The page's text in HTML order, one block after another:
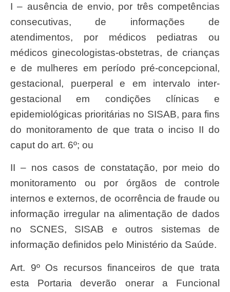
I – ausência de envio, por três competências
consecutivas, de informações de
atendimentos, por médicos pediatras ou
médicos ginecologistas-obstetras, de crianças
e de mulheres em período pré-concepcional,
gestacional, puerperal e em intervalo inter-
gestacional em condições clínicas e
epidemiológicas prioritárias no SISAB, para fins
do monitoramento de que trata o inciso II do
caput do art. 6º; ou
II – nos casos de constatação, por meio do
monitoramento ou por órgãos de controle
internos e externos, de ocorrência de fraude ou
informação irregular na alimentação de dados
no SCNES, SISAB e outros sistemas de
informação definidos pelo Ministério da Saúde.
Art. 9º Os recursos financeiros de que trata
esta Portaria deverão onerar a Funcional